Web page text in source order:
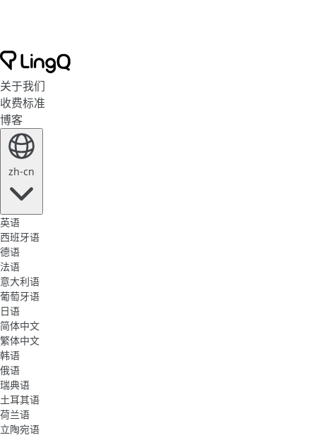
关于我们
收费标准
博客
zh-cn
英语
西班牙语
德语
法语
意大利语
葡萄牙语
日语
简体中文
繁体中文
韩语
俄语
瑞典语
土耳其语
荷兰语
立陶宛语